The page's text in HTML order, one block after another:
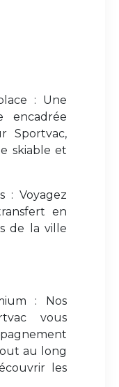
: Une
encadrée
Sportvac,
skiable et
: Voyagez
en
de la ville
: Nos
vous
au long
les